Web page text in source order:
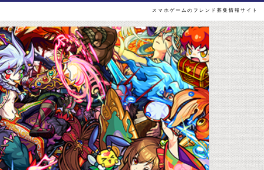
スマホゲームのフレンド募集情報サイト